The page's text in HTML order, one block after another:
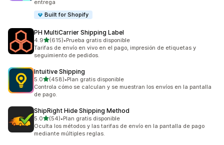
entrega
Built for Shopify
PH MultiCarrier Shipping Label
4.9de 5 estrellas
(615)
615 reseñas en total
•Prueba gratis disponible
Tarifas de envío en vivo en el pago, impresión de etiquetas y
seguimiento de pedidos.
Intuitive Shipping
5.0de 5 estrellas
(458)
458 reseñas en total
•Plan gratis disponible
Controla cómo se calculan y se muestran los envíos en la pantalla
de pago.
ShipRight Hide Shipping Method
5.0de 5 estrellas
(54)
54 reseñas en total
•Plan gratis disponible
Oculta los métodos y las tarifas de envío en la pantalla de pago
mediante múltiples reglas.